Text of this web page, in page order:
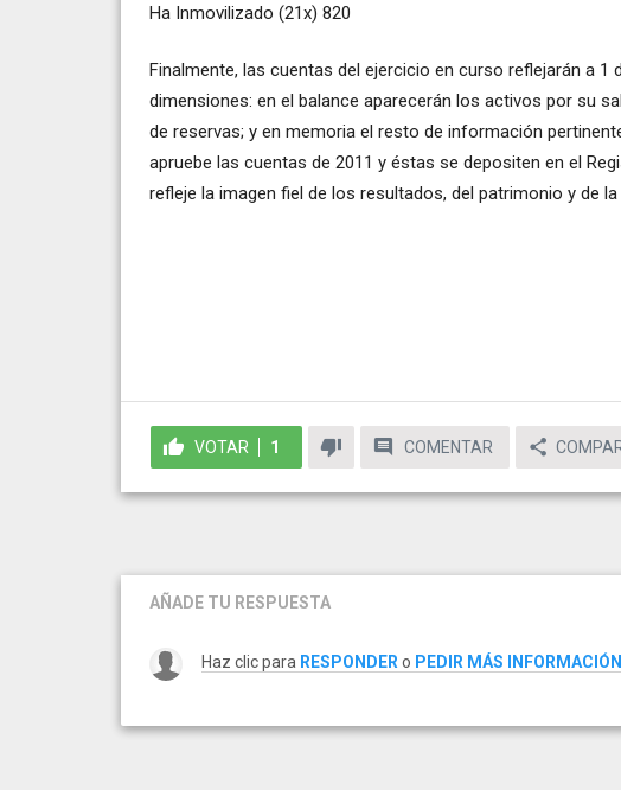
Ha Inmovilizado (21x) 820
Finalmente, las cuentas del ejercicio en curso reflejarán a
dimensiones: en el balance aparecerán los activos por su
de reservas; y en memoria el resto de información
apruebe las cuentas de 2011 y éstas se depositen en el
refleje la imagen fiel de los resultados, del patrimonio y de
VOTAR 1 COMENTAR
AÑADE TU RESPUESTA
Haz clic para RESPONDER o PEDIR MÁS INFORMACIÓN